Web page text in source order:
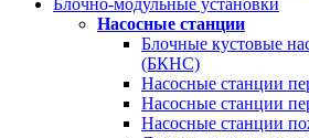
Блочно-модульные установки
Насосные станции
Блочные кустовые
(БКНС)
Насосные станции
Насосные станции
Насосные станции